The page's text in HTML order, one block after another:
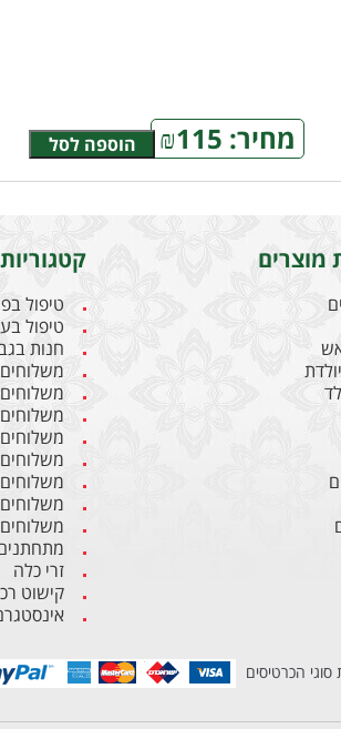
מחיר: ₪115 הוספה לסל
מוצרים
טיפול
טיפול
חנות
משלוחים
משלוחים
זרי כלה
קישוט
הכרטיסים